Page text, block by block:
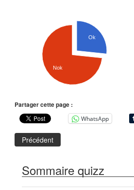
Ok
Nok
Partager cette page :
WhatsApp
Précédent
Sommaire quizz